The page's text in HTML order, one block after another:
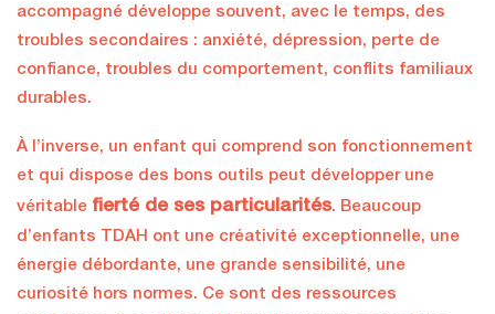
accompagné développe souvent, avec le temps, des
troubles secondaires : anxiété, dépression, perte de
confiance, troubles du comportement, conflits familiaux
durables.
À l’inverse, un enfant qui comprend son fonctionnement
et qui dispose des bons outils peut développer une
véritable fierté de ses particularités. Beaucoup
d’enfants TDAH ont une créativité exceptionnelle, une
énergie débordante, une grande sensibilité, une
curiosité hors normes. Ce sont des ressources